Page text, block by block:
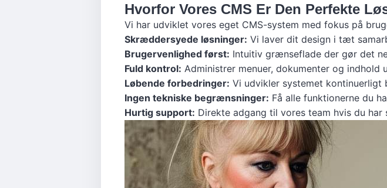
Hvorfor Vores CMS Er Den Perfekte
Vi har udviklet vores eget CMS-system med fokus på
Skræddersyede løsninger: Vi laver dit design i tæt
Brugervenlighed først: Intuitiv grænseflade der gør det
Fuld kontrol: Administrer menuer, dokumenter og indhold
Løbende forbedringer: Vi udvikler systemet kontinuerligt
Ingen tekniske begrænsninger: Få alle funktionerne du
Hurtig support: Direkte adgang til vores team hvis du